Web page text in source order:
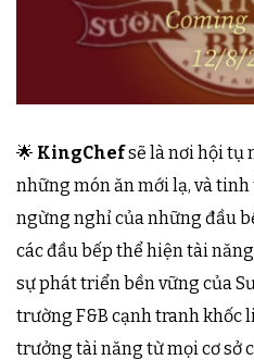
🌟 KingChefsẽ là nơi hội tụ
những món ăn mới lạ, và
ngừng nghỉ của những đầu
các đầu bếp thể hiện tài
sự phát triển bền vững của
trường F&B cạnh tranh khốc
trưởng tài năng từ mọi cơ sở